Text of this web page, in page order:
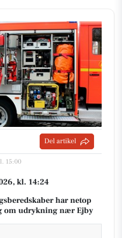
Del artikel
15:00
kl. 14:24
har netop
om udrykning nær Ejby